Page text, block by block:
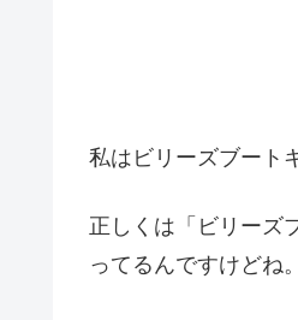
私はビリーズブート
正しくは「ビリーズ
ってるんですけどね。